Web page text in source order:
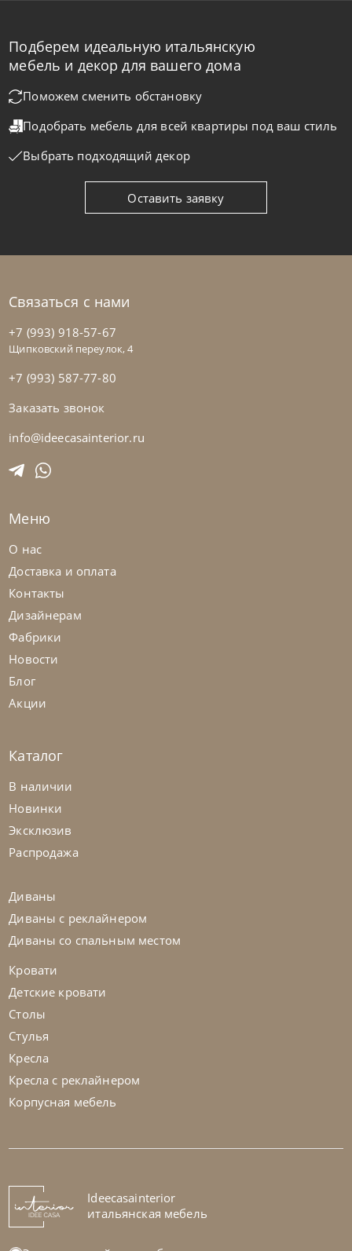
от
-40% до 08.31
Nicolettihome
На заказ 45-90 дн +2 в наличии
+280 +100
Nicolettihome
Диван Soul
Nicolettihome
Диван Louise
Диван Megan
На заказ 45-90 дн
Подберем идеальную итальянскую
мебель и декор для вашего дома
Поможем сменить обстановку
Подобрать мебель для всей квартиры под ваш стиль
Выбрать подходящий декор
Оставить заявку
Связаться с нами
+7 (993) 918-57-67
Щипковский переулок, 4
+7 (993) 587-77-80
Заказать звонок
info@ideecasainterior.ru
Меню
О нас
Доставка и оплата
Контакты
Дизайнерам
Фабрики
Новости
Блог
Акции
Каталог
В наличии
Новинки
Эксклюзив
Распродажа
Диваны
Диваны с реклайнером
Диваны со спальным местом
Кровати
Детские кровати
Столы
Стулья
Кресла
Кресла с реклайнером
Корпусная мебель
Ideecasainterior
итальянская мебель